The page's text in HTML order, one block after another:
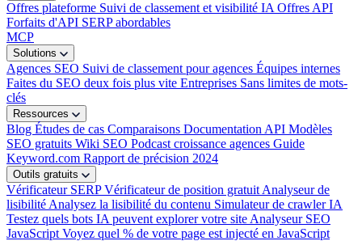
Offres plateforme Suivi de classement et visibilité IA Offres API
Forfaits d'API SERP abordables
MCP
Solutions
Agences SEO Suivi de classement pour agences Équipes internes
Faites du SEO deux fois plus vite Entreprises Sans limites de mots-
clés
Ressources
Blog Études de cas Comparaisons Documentation API Modèles
SEO gratuits Wiki SEO Podcast croissance agences Guide
Keyword.com Rapport de précision 2024
Outils gratuits
Vérificateur SERPVérificateur de position gratuit Analyseur de
lisibilité Analysez la lisibilité du contenu Simulateur de crawler IA
Testez quels bots IA peuvent explorer votre site Analyseur SEO
JavaScript Voyez quel % de votre page est injecté en JavaScript